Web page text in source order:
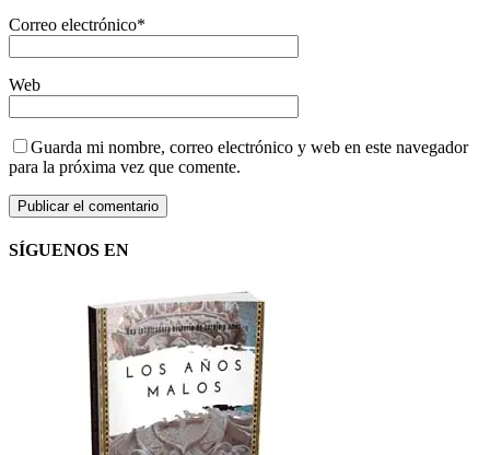
Correo electrónico*
Web
Guarda mi nombre, correo electrónico y web en este navegador
para la próxima vez que comente.
SÍGUENOS EN